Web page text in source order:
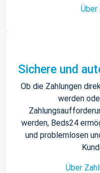
Sichere und
Ob die Zahlungen
werden
werden, Beds24
und problemlosen
Über